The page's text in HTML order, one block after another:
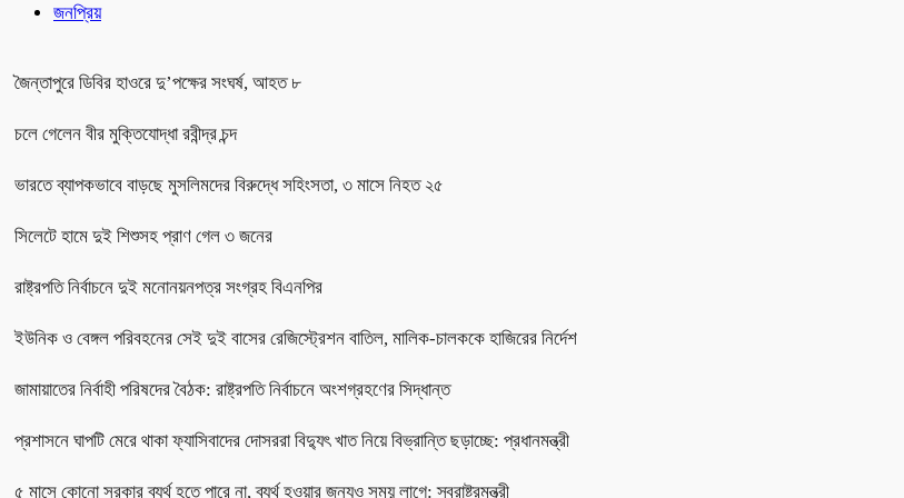
জনপ্রিয়
জৈন্তাপুরে ডিবির হাওরে দু’পক্ষের সংঘর্ষ, আহত ৮
চলে গেলেন বীর মুক্তিযোদ্ধা রবীন্দ্র চন্দ
ভারতে ব্যাপকভাবে বাড়ছে মুসলিমদের বিরুদ্ধে সহিংসতা, ৩ মাসে নিহত ২৫
সিলেটে হামে দুই শিশুসহ প্রাণ গেল ৩ জনের
রাষ্ট্রপতি নির্বাচনে দুই মনোনয়নপত্র সংগ্রহ বিএনপির
ইউনিক ও বেঙ্গল পরিবহনের সেই দুই বাসের রেজিস্ট্রেশন বাতিল, মালিক-চালককে হাজিরের নির্দেশ
জামায়াতের নির্বাহী পরিষদের বৈঠক: রাষ্ট্রপতি নির্বাচনে অংশগ্রহণের সিদ্ধান্ত
প্রশাসনে ঘাপটি মেরে থাকা ফ্যাসিবাদের দোসররা বিদ্যুৎ খাত নিয়ে বিভ্রান্তি ছড়াচ্ছে: প্রধানমন্ত্রী
৫ মাসে কোনো সরকার ব্যর্থ হতে পারে না, ব্যর্থ হওয়ার জন্যও সময় লাগে: স্বরাষ্ট্রমন্ত্রী